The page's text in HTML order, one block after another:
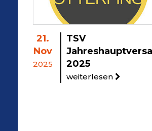
21.
Nov
2025
TSV
2025
weiterlesen